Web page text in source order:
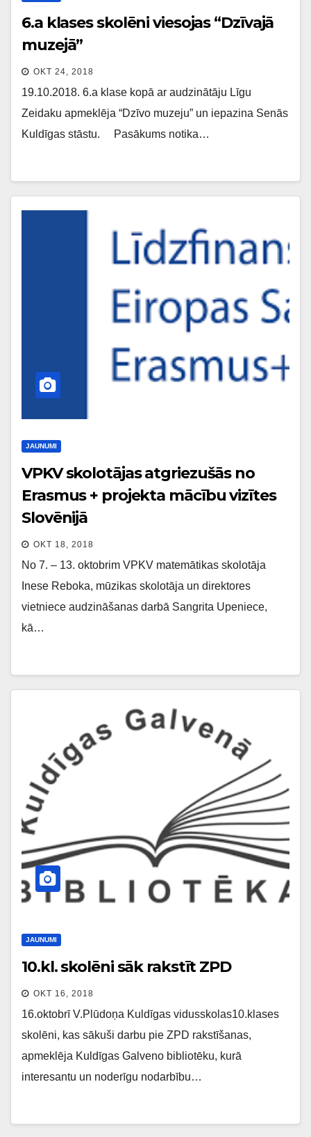
6.a klases skolēni viesojas “Dzīvajā
muzejā”
OKT 24, 2018
19.10.2018. 6.a klase kopā ar audzinātāju Līgu
Zeidaku apmeklēja “Dzīvo muzeju” un iepazina Senās
Kuldīgas stāstu. Pasākums notika…
JAUNUMI
VPKV skolotājas atgriezušās no
Erasmus + projekta mācību vizītes
Slovēnijā
OKT 18, 2018
No 7. – 13. oktobrim VPKV matemātikas skolotāja
Inese Reboka, mūzikas skolotāja un direktores
vietniece audzināšanas darbā Sangrita Upeniece,
kā…
JAUNUMI
10.kl. skolēni sāk rakstīt ZPD
OKT 16, 2018
16.oktobrī V.Plūdoņa Kuldīgas vidusskolas10.klases
skolēni, kas sākuši darbu pie ZPD rakstīšanas,
apmeklēja Kuldīgas Galveno bibliotēku, kurā
interesantu un noderīgu nodarbību…